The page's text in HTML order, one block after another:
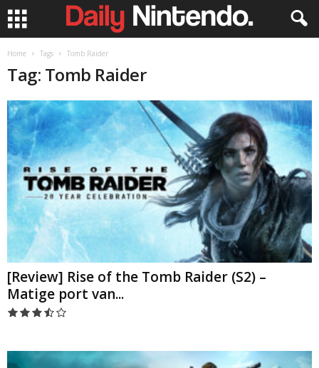
Home Tags Tomb Raider
Tag: Tomb Raider
[Review] Rise of the Tomb Raider (S2) –
Matige port van...